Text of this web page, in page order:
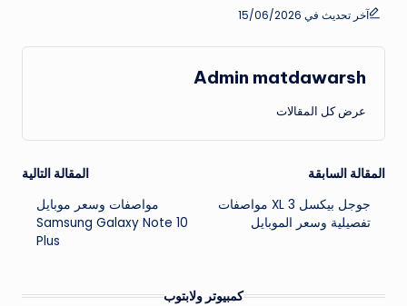
آخر تحديث في 15/06/2026
Admin matdawarsh
عرض كل المقالات
تصفّح
المقالات
المقالة السابقة
جوجل بيكسل 3 XL مواصفات
تفصيلية وسعر الموبايل
المقالة التالية
مواصفات وسعر موبايل
Samsung Galaxy Note 10
Plus
كمبيوتر ولابتوب